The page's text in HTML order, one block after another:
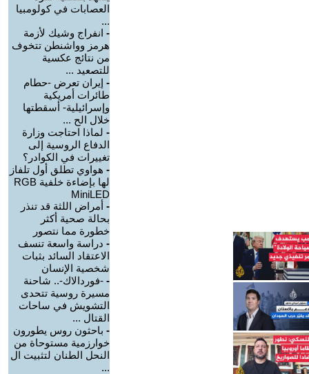
العصابات في كولومبيا
...
- انفراج وشيك لأزمة
هرمز وواشنطن تتخوف
من نتائج عكسية
للتصعيد ...
- إيران تعرض -حطام
طائرات أمريكية
وإسرائيلية- أسقطتها
خلال الح ...
- لماذا احتاجت وزارة
الدفاع الروسية إلى
تغييرات في الكوادر؟
- هواوي تطلق أول تلفاز
لها بإضاءة خلفية RGB
MiniLED
- أمراض اللثة قد تنذر
بحالة صحية أكثر
خطورة مما نتصور
- دراسة واسعة تنسف
الاعتقاد السائد بثبات
شخصية الإنسان
- -فوردالاك-.. شاحنة
مسيرة روسية تتحدى
التشويش في ساحات
القتال ...
- باحثون روس يطورون
خوارزمية مستوحاة من
النحل الطنان لتثبيت ال
...